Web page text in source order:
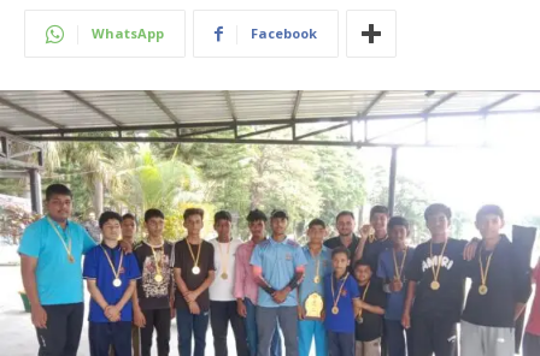
WhatsApp Facebook